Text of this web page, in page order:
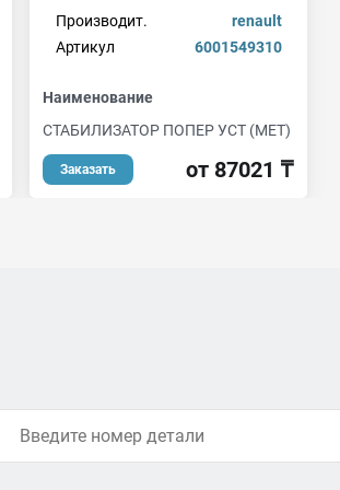
Производит.
renault
Артикул
6001549310
Наименование
СТАБИЛИЗАТОР ПОПЕР УСТ (МЕТ)
Заказать от 87021 ₸